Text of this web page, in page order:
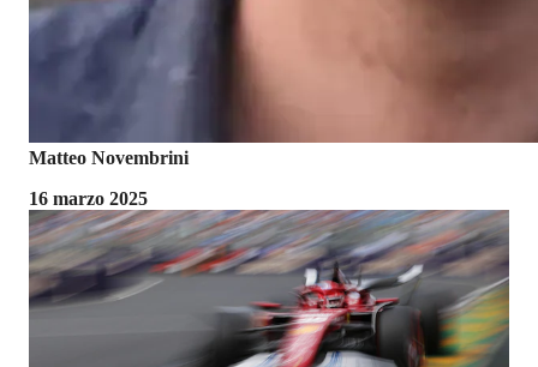
Matteo Novembrini
16 marzo 2025